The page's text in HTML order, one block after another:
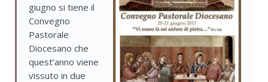
giugno si tiene il
Convegno
Pastorale
Diocesano che
quest’anno viene
vissuto in due